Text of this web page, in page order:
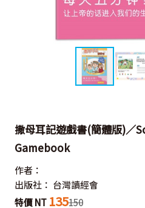
撒母耳記遊戲書(簡體版)／
Gamebook
作者：
出版社： 台灣讀經會
特價 NT 135150